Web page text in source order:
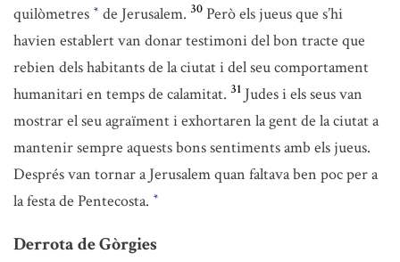
quilòmetres * de Jerusalem. 30 Però els jueus que s’hi
havien establert van donar testimoni del bon tracte que
rebien dels habitants de la ciutat i del seu comportament
humanitari en temps de calamitat. 31 Judes i els seus van
mostrar el seu agraïment i exhortaren la gent de la ciutat a
mantenir sempre aquests bons sentiments amb els jueus.
Després van tornar a Jerusalem quan faltava ben poc per a
la festa de Pentecosta. *
Derrota de Gòrgies